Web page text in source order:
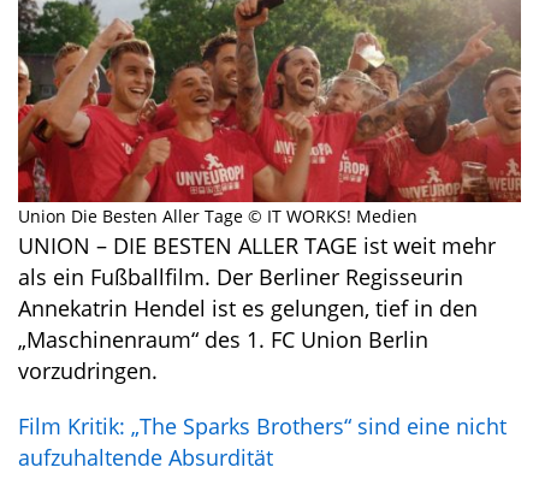
Union Die Besten Aller Tage © IT WORKS! Medien
UNION – DIE BESTEN ALLER TAGE ist weit mehr
als ein Fußballfilm. Der Berliner Regisseurin
Annekatrin Hendel ist es gelungen, tief in den
„Maschinenraum“ des 1. FC Union Berlin
vorzudringen.
Film Kritik: „The Sparks Brothers“ sind eine nicht
aufzuhaltende Absurdität